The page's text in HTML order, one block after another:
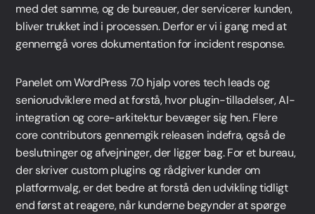
med det samme, og de bureauer, der servicerer kunden,
bliver trukket ind i processen. Derfor er vi i gang med at
gennemgå vores dokumentation for incident response.
Panelet om WordPress 7.0 hjalp vores tech leads og
seniorudviklere med at forstå, hvor plugin-tilladelser, AI-
integration og core-arkitektur bevæger sig hen. Flere
core contributors gennemgik releasen indefra, også de
beslutninger og afvejninger, der ligger bag. For et bureau,
der skriver custom plugins og rådgiver kunder om
platformvalg, er det bedre at forstå den udvikling tidligt
end først at reagere, når kunderne begynder at spørge